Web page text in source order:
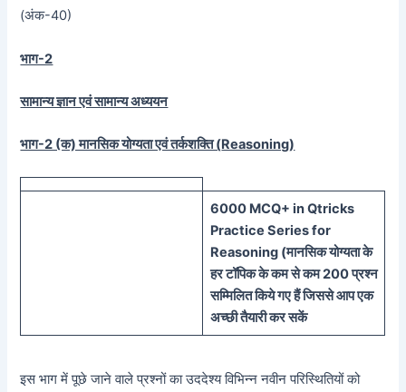
(अंक-40)
भाग-2
सामान्य ज्ञान एवं सामान्य अध्ययन
भाग-2 (क) मानसिक योग्यता एवं तर्कशक्ति (Reasoning)
6000 MCQ+ inQtricks
Practice Seriesfor
Reasoning (मानसिकयोग्यता के
हर टॉपिक के कम से कम 200 प्रश्न
सम्मिलित किये गए हैं जिससे आप एक
अच्छी तैयारी कर सकें
इस भाग में पूछे जाने वाले प्रश्नों का उददेश्य विभिन्न नवीन परिस्थितियों को